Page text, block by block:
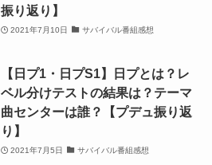
振り返り】
2021年7月10日 サバイバル番組感想
【日プ1・日プS1】日プとは？レ
ベル分けテストの結果は？テーマ
曲センターは誰？【プデュ振り返
り】
2021年7月5日 サバイバル番組感想